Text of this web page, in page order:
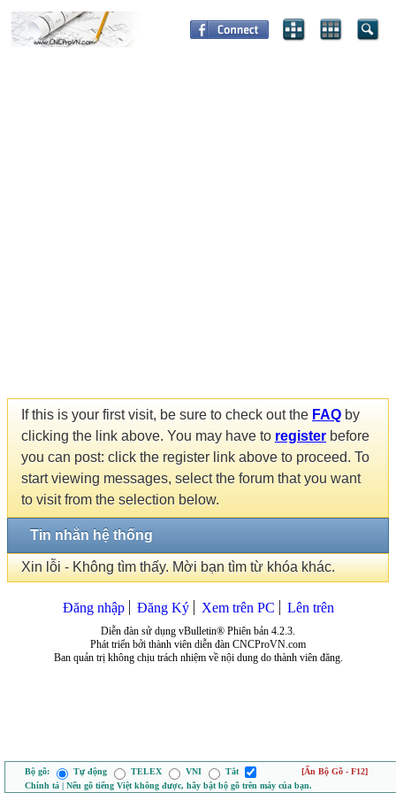
If this is your first visit, be sure to check out the FAQ by
clicking the link above. You may have to register before
you can post: click the register link above to proceed. To
start viewing messages, select the forum that you want
to visit from the selection below.
Tin nhắn hệ thống
Xin lỗi - Không tìm thấy. Mời bạn tìm từ khóa khác.
Đăng nhập Đăng Ký Xem trên PC Lên trên
Diễn đàn sử dụng vBulletin® Phiên bản 4.2.3.
Phát triển bởi thành viên diễn đàn CNCProVN.com
Ban quản trị không chịu trách nhiệm về nội dung do thành viên đăng.
Bộ gõ: Tự động TELEX VNI Tắt
[Ẩn Bộ Gõ - F12]
Chính tả | Nếu gõ tiếng Việt không được, hãy bật bộ gõ trên máy của bạn.